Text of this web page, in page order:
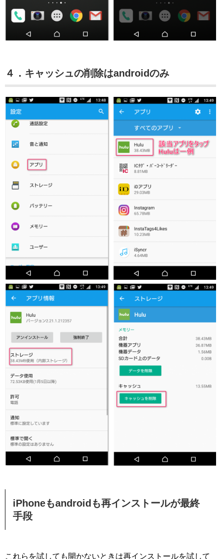
４．キャッシュの削除はandroidのみ
iPhoneもandroidも再インストールが最終
手段
これらを試しても開かないときは再インストールを試して